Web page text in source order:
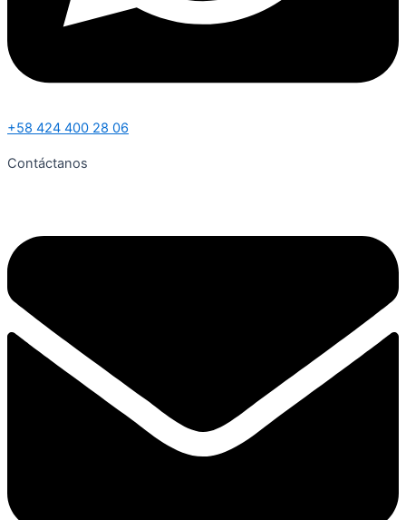
+58 424 400 28 06
Contáctanos